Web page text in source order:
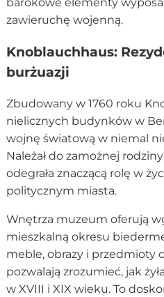
zawieruchę wojenną.
Knoblauchhaus:
burżuazji
Zbudowany w 1760 roku
nielicznych budynków w
wojnę światową w niemal
Należał do zamożnej
odegrała znaczącą rolę w
politycznym miasta.
Wnętrza muzeum oferują
mieszkalną okresu
meble, obrazy i przedmioty
pozwalają zrozumieć, jak
w XVIII i XIX wieku. To